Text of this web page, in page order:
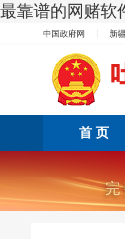
最靠谱的网赌软
中国政府网 新
首 页